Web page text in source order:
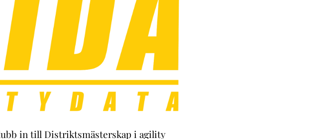
in till Distriktsmästerskap i agility